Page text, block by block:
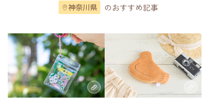
神奈川県 のおすすめ記事